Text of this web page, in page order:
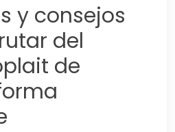
y consejos
del
de